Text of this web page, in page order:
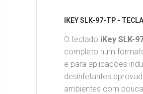
IKEY SLK-97-TP -
O teclado iKey SLK-
completo num
e para aplicações
desinfetantes
ambientes com